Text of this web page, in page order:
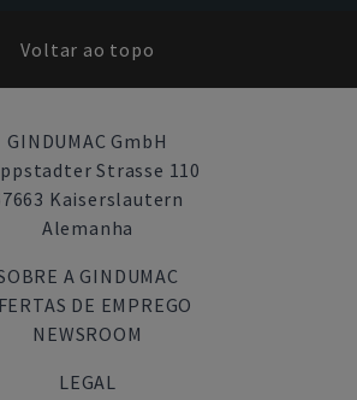
Voltar ao topo
GINDUMAC GmbH
Strasse 110
Kaiserslautern
Alemanha
A GINDUMAC
DE EMPREGO
NEWSROOM
LEGAL